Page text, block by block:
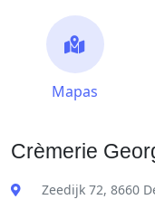
Mapas
Crèmerie
Zeedijk 72, 8660